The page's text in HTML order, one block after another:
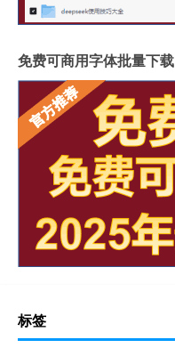
免费可商用字体批量下载
标签